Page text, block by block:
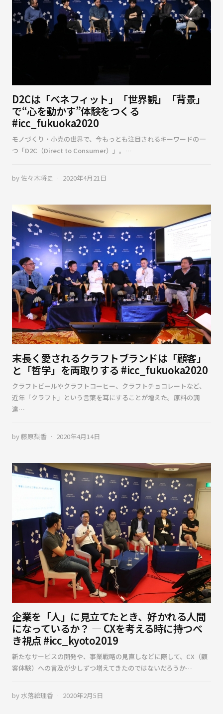
D2Cは「ベネフィット」「世界観」「背景」
で“心を動かす”体験をつくる
#icc_fukuoka2020
モノづくり・小売の世界で、今もっとも注目されるキーワードの一
つ「D2C（Direct to Consumer）」。…
by佐々木将史 2020年4月21日
末長く愛されるクラフトブランドは「顧客」
と「哲学」を両取りする #icc_fukuoka2020
クラフトビールやクラフトコーヒー、クラフトチョコレートなど、
近年「クラフト」という言葉を耳にすることが増えた。原料の調
達…
by藤原梨香 2020年4月14日
企業を「人」に見立てたとき、好かれる人間
になっているか？ — CXを考える時に持つべ
き視点 #icc_kyoto2019
新たなサービスの開発や、事業戦略の見直しなどに際して、CX（顧
客体験）への言及が少しずつ増えてきたのではないだろうか…
by水落絵理香 2020年2月5日